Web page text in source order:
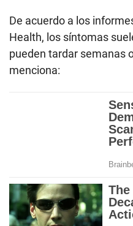
De acuerdo a los
Health, los síntomas
pueden tardar semanas
menciona: